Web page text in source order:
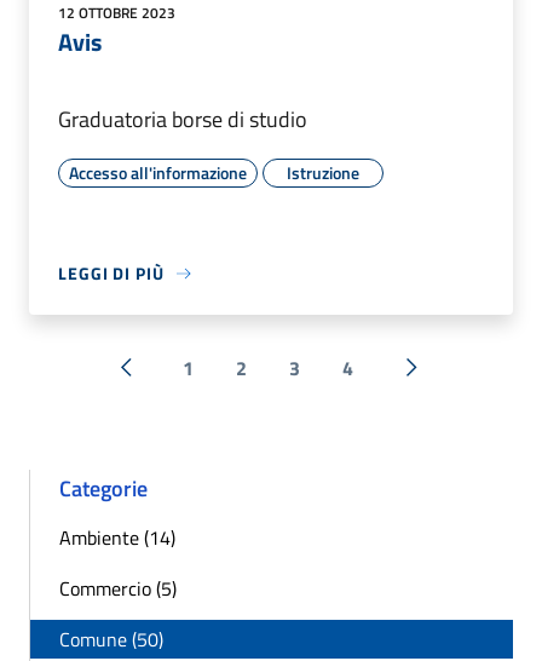
12 OTTOBRE 2023
Avis
Graduatoria borse di studio
Accesso all'informazione Istruzione
LEGGI DI PIÙ
« Precedente
1 2 3 4 Successiva »
Categorie
Ambiente (14)
Commercio (5)
Comune (50)